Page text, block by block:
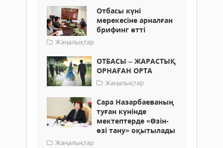
Отбасы күні
мерекесіне арналған
брифинг өтті
Жаңалықтар
ОТБАСЫ – ЖАРАСТЫҚ
ОРНАҒАН ОРТА
Жаңалықтар
Сара Назарбаеваның
туған күнінде
мектептерде «Өзін-
өзі тану» оқытылады
Жаңалықтар